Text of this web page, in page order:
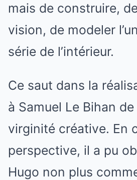
mais de construire,
vision, de modeler
série de l’intérieur.
Ce saut dans la
à Samuel Le Bihan
virginité créative. En
perspective, il a pu
Hugo non plus